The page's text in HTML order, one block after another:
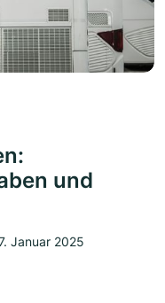
und
Januar 2025